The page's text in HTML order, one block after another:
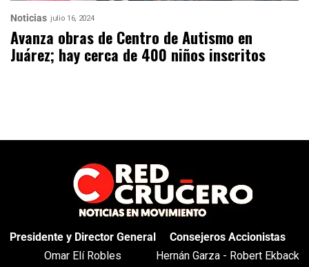
Noticias julio 16, 2024
Avanza obras de Centro de Autismo en
Juárez; hay cerca de 400 niños inscritos
Presidente y Director General
Omar Elí Robles
Consejeros Accionistas
Hernán Garza - Robert Ekback